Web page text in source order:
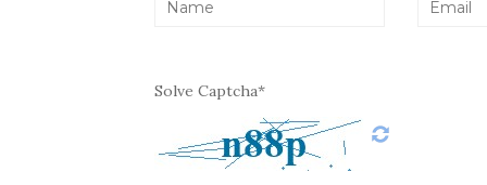
Solve Captcha*